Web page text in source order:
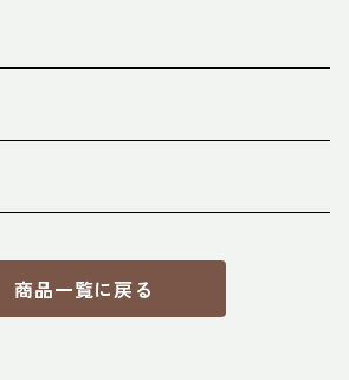
商品一覧に戻る